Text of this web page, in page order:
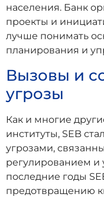
населения. Банк
проекты и
лучше понимать
планирования и
Вызовы и
угрозы
Как и многие
институты, SEB
угрозами,
регулированием и
последние годы
предотвращению